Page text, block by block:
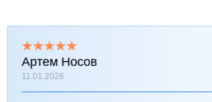
Артем Носов
11.01.2026